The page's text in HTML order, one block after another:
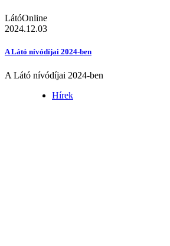
LátóOnline
2024.12.03
A Látó nívódíjai 2024-ben
A Látó nívódíjai 2024-ben
Hírek